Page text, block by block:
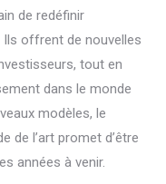
de redéfinir
Ils offrent de nouvelles
tout en
dans le monde
modèles, le
de l’art promet d’être
années à venir.